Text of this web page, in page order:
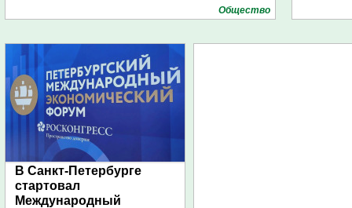
Общество
В Санкт-Петербурге
стартовал
Международный